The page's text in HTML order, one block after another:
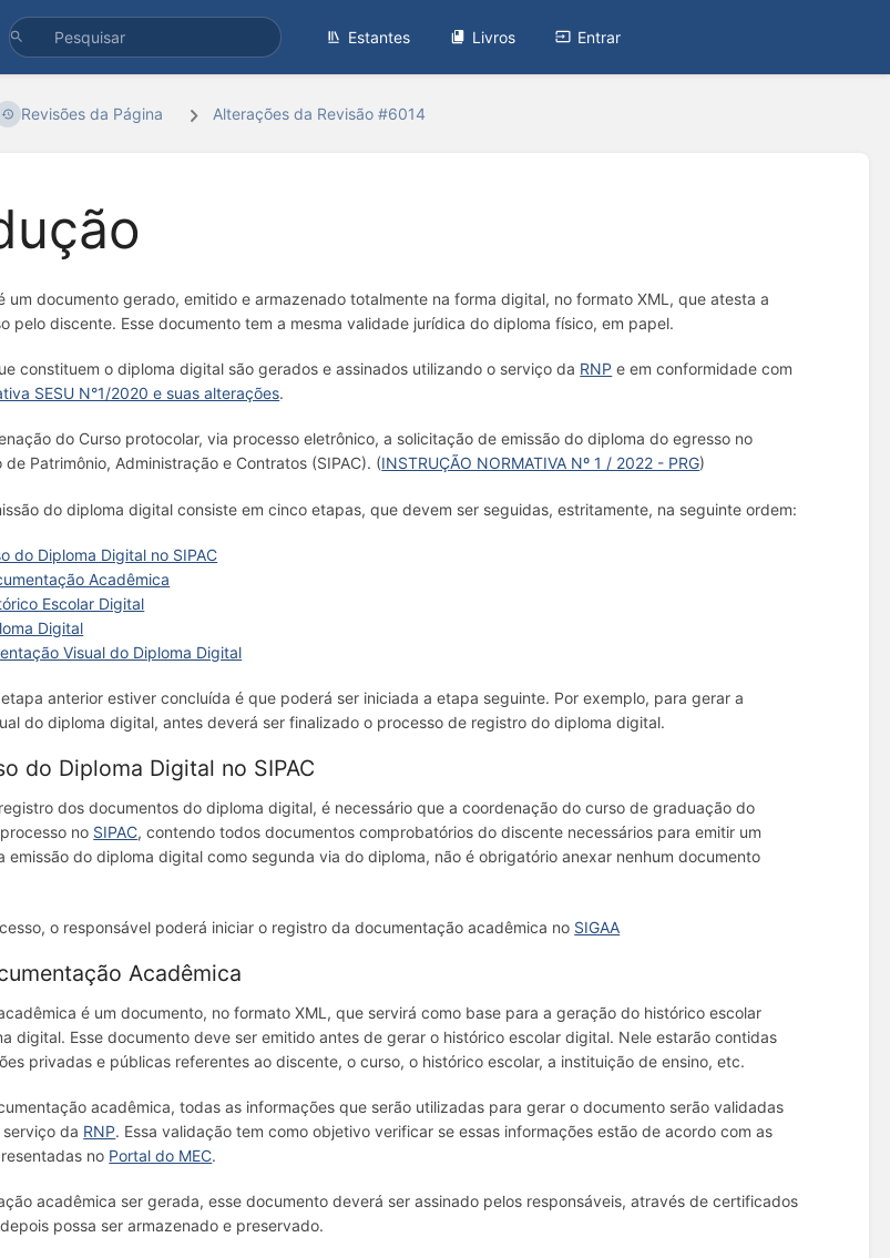
Estantes Livros Entrar
Revisões da Página Alterações da Revisão #6014
um documento gerado, emitido e armazenado totalmente na forma digital, no formato XML, que atesta a
pelo discente. Esse documento tem a mesma validade jurídica do diploma físico, em papel.
constituem o diploma digital são gerados e assinados utilizando o serviço da RNP e em conformidade com
SESU N°1/2020 e suas alterações.
do Curso protocolar, via processo eletrônico, a solicitação de emissão do diploma do egresso no
Patrimônio, Administração e Contratos (SIPAC). (INSTRUÇÃO NORMATIVA Nº 1 / 2022 - PRG)
do diploma digital consiste em cinco etapas, que devem ser seguidas, estritamente, na seguinte ordem:
do Diploma Digital no SIPAC
Acadêmica
Escolar Digital
Digital
Visual do Diploma Digital
anterior estiver concluída é que poderá ser iniciada a etapa seguinte. Por exemplo, para gerar a
do diploma digital, antes deverá ser finalizado o processo de registro do diploma digital.
do Diploma Digital no SIPAC
dos documentos do diploma digital, é necessário que a coordenação do curso de graduação do
no SIPAC, contendo todos documentos comprobatórios do discente necessários para emitir um
emissão do diploma digital como segunda via do diploma, não é obrigatório anexar nenhum documento
o responsável poderá iniciar o registro da documentação acadêmica no SIGAA
Acadêmica
é um documento, no formato XML, que servirá como base para a geração do histórico escolar
digital. Esse documento deve ser emitido antes de gerar o histórico escolar digital. Nele estarão contidas
privadas e públicas referentes ao discente, o curso, o histórico escolar, a instituição de ensino, etc.
acadêmica, todas as informações que serão utilizadas para gerar o documento serão validadas
da RNP. Essa validação tem como objetivo verificar se essas informações estão de acordo com as
no Portal do MEC.
acadêmica ser gerada, esse documento deverá ser assinado pelos responsáveis, através de certificados
possa ser armazenado e preservado.